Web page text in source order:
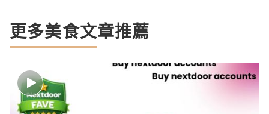
更多美食文章推薦